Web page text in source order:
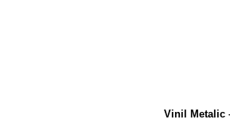
Vinil Metalic